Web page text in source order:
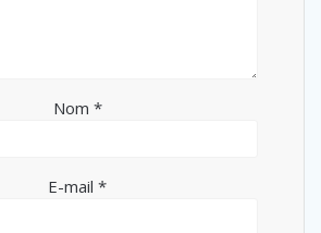
Nom *
E-mail *